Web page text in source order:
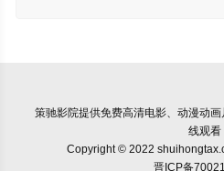
策驰影院提供免费高清电影、动漫动
线观看
Copyright © 2022
晋ICP备